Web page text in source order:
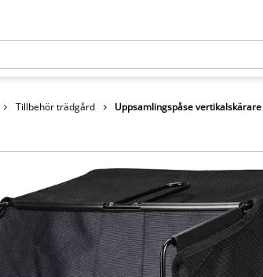
Tillbehör trädgård Uppsamlingspåse vertikalskärare